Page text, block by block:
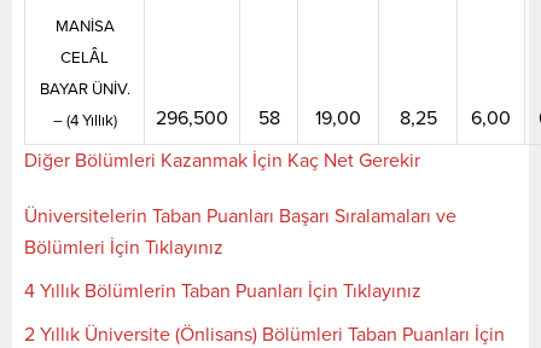
MANİSA
CELÂL
BAYAR ÜNİV.
– (4 Yıllık)
296,500 58 19,00 8,25 6,00
Diğer Bölümleri Kazanmak İçin Kaç Net Gerekir
Üniversitelerin Taban Puanları Başarı Sıralamaları ve
Bölümleri İçin Tıklayınız
4 Yıllık Bölümlerin Taban Puanları İçin Tıklayınız
2 Yıllık Üniversite (Önlisans) Bölümleri Taban Puanları İçin